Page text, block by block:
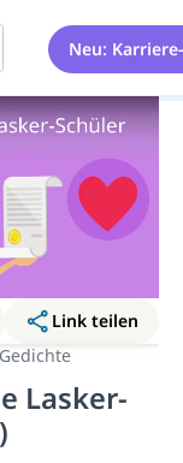
Neu:
Link teilen
Lasker-